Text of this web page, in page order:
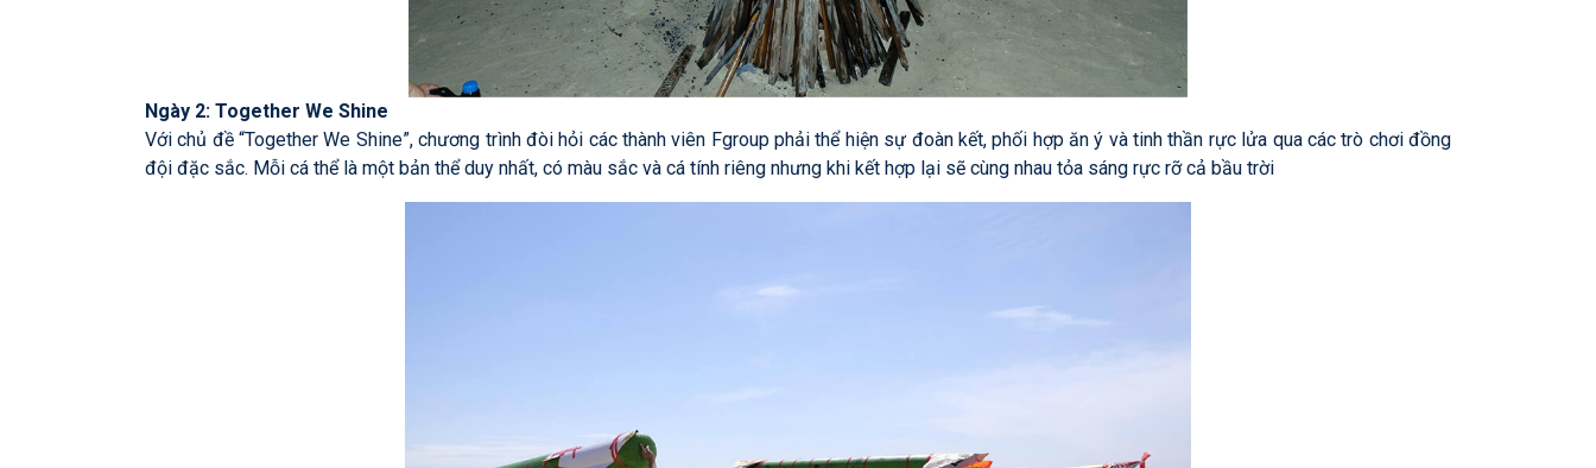
Ngày 2: Together We Shine
Với chủ đề “Together We Shine”, chương trình đòi hỏi các thành viên Fgroup phải thể hiện sự đoàn kết, phối hợp ăn ý và tinh thần rực lửa qua các trò chơi đồng
đội đặc sắc. Mỗi cá thể là một bản thể duy nhất, có màu sắc và cá tính riêng nhưng khi kết hợp lại sẽ cùng nhau tỏa sáng rực rỡ cả bầu trời